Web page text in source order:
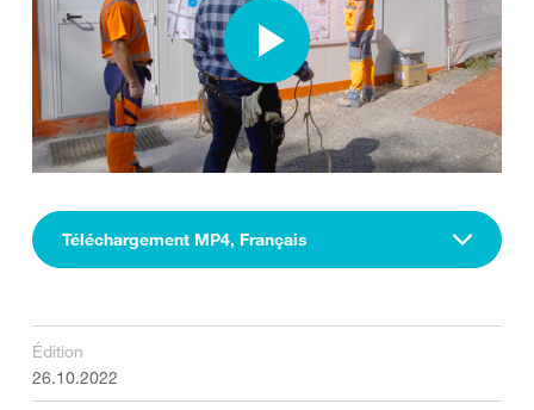
Téléchargement MP4, Français
Édition
26.10.2022